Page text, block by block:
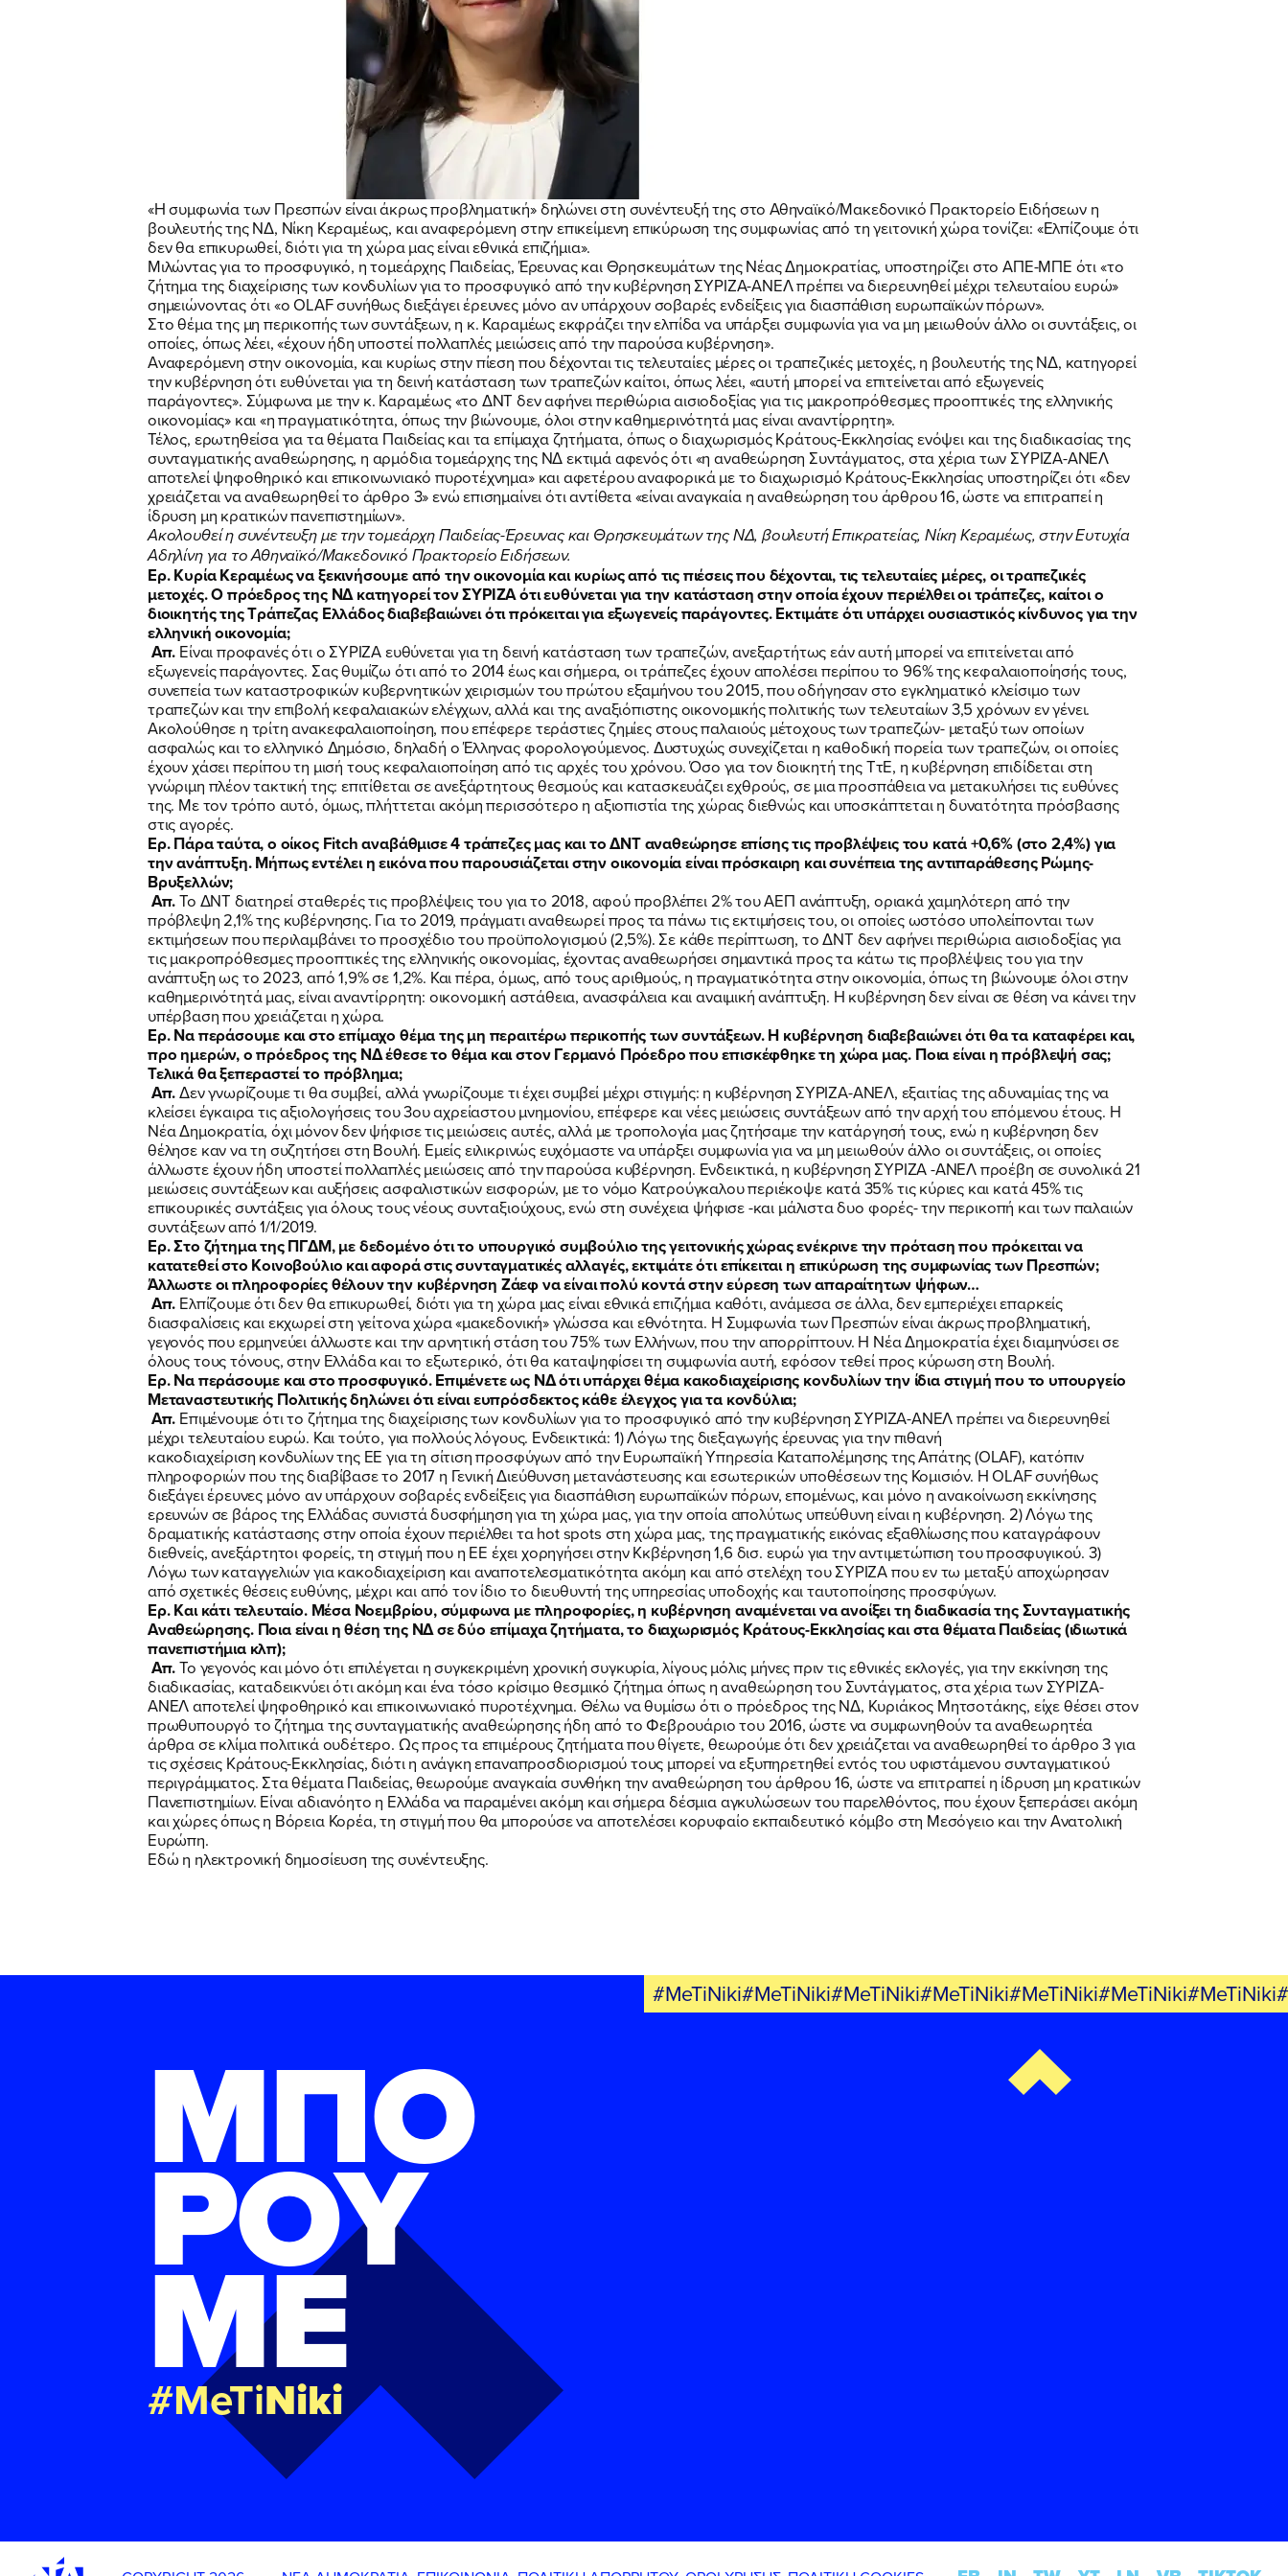
ΠΟΙΑ ΕΙΜΑΙ
ΕΡΓΟ
ΕΚΔΗΛΩΣΕΙΣ
ΝΕΑ
ΕΛΑ ΚΙ ΕΣΥ
FB IN TW YT LN VB TIKTOK
«Η συμφωνία των Πρεσπών είναι άκρως προβληματική» δηλώνει στη συνέντευξή της στο Αθηναϊκό/Μακεδονικό Πρακτορείο Ειδήσεων η
βουλευτής της ΝΔ, Νίκη Κεραμέως, και αναφερόμενη στην επικείμενη επικύρωση της συμφωνίας από τη γειτονική χώρα τονίζει: «Ελπίζουμε ότι
δεν θα επικυρωθεί, διότι για τη χώρα μας είναι εθνικά επιζήμια».
Μιλώντας για το προσφυγικό, η τομεάρχης Παιδείας, Έρευνας και Θρησκευμάτων της Νέας Δημοκρατίας, υποστηρίζει στο ΑΠΕ-ΜΠΕ ότι «το
ζήτημα της διαχείρισης των κονδυλίων για το προσφυγικό από την κυβέρνηση ΣΥΡΙΖΑ-ΑΝΕΛ πρέπει να διερευνηθεί μέχρι τελευταίου ευρώ»
σημειώνοντας ότι «ο OLAF συνήθως διεξάγει έρευνες μόνο αν υπάρχουν σοβαρές ενδείξεις για διασπάθιση ευρωπαϊκών πόρων».
Στο θέμα της μη περικοπής των συντάξεων, η κ. Καραμέως εκφράζει την ελπίδα να υπάρξει συμφωνία για να μη μειωθούν άλλο οι συντάξεις, οι
οποίες, όπως λέει, «έχουν ήδη υποστεί πολλαπλές μειώσεις από την παρούσα κυβέρνηση».
Αναφερόμενη στην οικονομία, και κυρίως στην πίεση που δέχονται τις τελευταίες μέρες οι τραπεζικές μετοχές, η βουλευτής της ΝΔ, κατηγορεί
την κυβέρνηση ότι ευθύνεται για τη δεινή κατάσταση των τραπεζών καίτοι, όπως λέει, «αυτή μπορεί να επιτείνεται από εξωγενείς
παράγοντες». Σύμφωνα με την κ. Καραμέως «το ΔΝΤ δεν αφήνει περιθώρια αισιοδοξίας για τις μακροπρόθεσμες προοπτικές της ελληνικής
οικονομίας» και «η πραγματικότητα, όπως την βιώνουμε, όλοι στην καθημερινότητά μας είναι αναντίρρητη».
Τέλος, ερωτηθείσα για τα θέματα Παιδείας και τα επίμαχα ζητήματα, όπως ο διαχωρισμός Κράτους-Εκκλησίας ενόψει και της διαδικασίας της
συνταγματικής αναθεώρησης, η αρμόδια τομεάρχης της ΝΔ εκτιμά αφενός ότι «η αναθεώρηση Συντάγματος, στα χέρια των ΣΥΡΙΖΑ-ΑΝΕΛ
αποτελεί ψηφοθηρικό και επικοινωνιακό πυροτέχνημα» και αφετέρου αναφορικά με το διαχωρισμό Κράτους-Εκκλησίας υποστηρίζει ότι «δεν
χρειάζεται να αναθεωρηθεί το άρθρο 3» ενώ επισημαίνει ότι αντίθετα «είναι αναγκαία η αναθεώρηση του άρθρου 16, ώστε να επιτραπεί η
ίδρυση μη κρατικών πανεπιστημίων».
Ακολουθεί η συνέντευξη με την τομεάρχη Παιδείας-Έρευνας και Θρησκευμάτων της ΝΔ, βουλευτή Επικρατείας, Νίκη Κεραμέως, στην Ευτυχία
Αδηλίνη για το Αθηναϊκό/Μακεδονικό Πρακτορείο Ειδήσεων.
Ερ. Κυρία Κεραμέως να ξεκινήσουμε από την οικονομία και κυρίως από τις πιέσεις που δέχονται, τις τελευταίες μέρες, οι τραπεζικές
μετοχές. Ο πρόεδρος της ΝΔ κατηγορεί τον ΣΥΡΙΖΑ ότι ευθύνεται για την κατάσταση στην οποία έχουν περιέλθει οι τράπεζες, καίτοι ο
διοικητής της Τράπεζας Ελλάδος διαβεβαιώνει ότι πρόκειται για εξωγενείς παράγοντες. Εκτιμάτε ότι υπάρχει ουσιαστικός κίνδυνος για την
ελληνική οικονομία;
Απ. Είναι προφανές ότι ο ΣΥΡΙΖΑ ευθύνεται για τη δεινή κατάσταση των τραπεζών, ανεξαρτήτως εάν αυτή μπορεί να επιτείνεται από
εξωγενείς παράγοντες. Σας θυμίζω ότι από το 2014 έως και σήμερα, οι τράπεζες έχουν απολέσει περίπου το 96% της κεφαλαιοποίησής τους,
συνεπεία των καταστροφικών κυβερνητικών χειρισμών του πρώτου εξαμήνου του 2015, που οδήγησαν στο εγκληματικό κλείσιμο των
τραπεζών και την επιβολή κεφαλαιακών ελέγχων, αλλά και της αναξιόπιστης οικονομικής πολιτικής των τελευταίων 3,5 χρόνων εν γένει.
Ακολούθησε η τρίτη ανακεφαλαιοποίηση, που επέφερε τεράστιες ζημίες στους παλαιούς μέτοχους των τραπεζών- μεταξύ των οποίων
ασφαλώς και το ελληνικό Δημόσιο, δηλαδή ο Έλληνας φορολογούμενος. Δυστυχώς συνεχίζεται η καθοδική πορεία των τραπεζών, οι οποίες
έχουν χάσει περίπου τη μισή τους κεφαλαιοποίηση από τις αρχές του χρόνου. Όσο για τον διοικητή της ΤτΕ, η κυβέρνηση επιδίδεται στη
γνώριμη πλέον τακτική της: επιτίθεται σε ανεξάρτητους θεσμούς και κατασκευάζει εχθρούς, σε μια προσπάθεια να μετακυλήσει τις ευθύνες
της. Με τον τρόπο αυτό, όμως, πλήττεται ακόμη περισσότερο η αξιοπιστία της χώρας διεθνώς και υποσκάπτεται η δυνατότητα πρόσβασης
στις αγορές.
Ερ. Πάρα ταύτα, ο οίκος Fitch αναβάθμισε 4 τράπεζες μας και το ΔΝΤ αναθεώρησε επίσης τις προβλέψεις του κατά +0,6% (στο 2,4%) για
την ανάπτυξη. Μήπως εντέλει η εικόνα που παρουσιάζεται στην οικονομία είναι πρόσκαιρη και συνέπεια της αντιπαράθεσης Ρώμης-
Βρυξελλών;
Απ.Το ΔΝΤ διατηρεί σταθερές τις προβλέψεις του για το 2018, αφού προβλέπει 2% του ΑΕΠ ανάπτυξη, οριακά χαμηλότερη από την
πρόβλεψη 2,1% της κυβέρνησης. Για το 2019, πράγματι αναθεωρεί προς τα πάνω τις εκτιμήσεις του, οι οποίες ωστόσο υπολείπονται των
εκτιμήσεων που περιλαμβάνει το προσχέδιο του προϋπολογισμού (2,5%). Σε κάθε περίπτωση, το ΔΝΤ δεν αφήνει περιθώρια αισιοδοξίας για
τις μακροπρόθεσμες προοπτικές της ελληνικής οικονομίας, έχοντας αναθεωρήσει σημαντικά προς τα κάτω τις προβλέψεις του για την
ανάπτυξη ως το 2023, από 1,9% σε 1,2%. Και πέρα, όμως, από τους αριθμούς, η πραγματικότητα στην οικονομία, όπως τη βιώνουμε όλοι στην
καθημερινότητά μας, είναι αναντίρρητη: οικονομική αστάθεια, ανασφάλεια και αναιμική ανάπτυξη. Η κυβέρνηση δεν είναι σε θέση να κάνει την
υπέρβαση που χρειάζεται η χώρα.
Ερ. Να περάσουμε και στο επίμαχο θέμα της μη περαιτέρω περικοπής των συντάξεων. Η κυβέρνηση διαβεβαιώνει ότι θα τα καταφέρει και,
προ ημερών, ο πρόεδρος της ΝΔ έθεσε το θέμα και στον Γερμανό Πρόεδρο που επισκέφθηκε τη χώρα μας. Ποια είναι η πρόβλεψή σας;
Τελικά θα ξεπεραστεί το πρόβλημα;
Απ.Δεν γνωρίζουμε τι θα συμβεί, αλλά γνωρίζουμε τι έχει συμβεί μέχρι στιγμής: η κυβέρνηση ΣΥΡΙΖΑ-ΑΝΕΛ, εξαιτίας της αδυναμίας της να
κλείσει έγκαιρα τις αξιολογήσεις του 3ου αχρείαστου μνημονίου, επέφερε και νέες μειώσεις συντάξεων από την αρχή του επόμενου έτους. Η
Νέα Δημοκρατία, όχι μόνον δεν ψήφισε τις μειώσεις αυτές, αλλά με τροπολογία μας ζητήσαμε την κατάργησή τους, ενώ η κυβέρνηση δεν
θέλησε καν να τη συζητήσει στη Βουλή. Εμείς ειλικρινώς ευχόμαστε να υπάρξει συμφωνία για να μη μειωθούν άλλο οι συντάξεις, οι οποίες
άλλωστε έχουν ήδη υποστεί πολλαπλές μειώσεις από την παρούσα κυβέρνηση. Ενδεικτικά, η κυβέρνηση ΣΥΡΙΖΑ -ΑΝΕΛ προέβη σε συνολικά 21
μειώσεις συντάξεων και αυξήσεις ασφαλιστικών εισφορών, με το νόμο Κατρούγκαλου περιέκοψε κατά 35% τις κύριες και κατά 45% τις
επικουρικές συντάξεις για όλους τους νέους συνταξιούχους, ενώ στη συνέχεια ψήφισε -και μάλιστα δυο φορές- την περικοπή και των παλαιών
συντάξεων από 1/1/2019.
Ερ. Στο ζήτημα της ΠΓΔΜ, με δεδομένο ότι το υπουργικό συμβούλιο της γειτονικής χώρας ενέκρινε την πρόταση που πρόκειται να
κατατεθεί στο Κοινοβούλιο και αφορά στις συνταγματικές αλλαγές, εκτιμάτε ότι επίκειται η επικύρωση της συμφωνίας των Πρεσπών;
Άλλωστε οι πληροφορίες θέλουν την κυβέρνηση Ζάεφ να είναι πολύ κοντά στην εύρεση των απαραίτητων ψήφων…
Απ. Ελπίζουμε ότι δεν θα επικυρωθεί, διότι για τη χώρα μας είναι εθνικά επιζήμια καθότι, ανάμεσα σε άλλα, δεν εμπεριέχει επαρκείς
διασφαλίσεις και εκχωρεί στη γείτονα χώρα «μακεδονική» γλώσσα και εθνότητα. Η Συμφωνία των Πρεσπών είναι άκρως προβληματική,
γεγονός που ερμηνεύει άλλωστε και την αρνητική στάση του 75% των Ελλήνων, που την απορρίπτουν. Η Νέα Δημοκρατία έχει διαμηνύσει σε
όλους τους τόνους, στην Ελλάδα και το εξωτερικό, ότι θα καταψηφίσει τη συμφωνία αυτή, εφόσον τεθεί προς κύρωση στη Βουλή.
Ερ. Να περάσουμε και στο προσφυγικό. Επιμένετε ως ΝΔ ότι υπάρχει θέμα κακοδιαχείρισης κονδυλίων την ίδια στιγμή που το υπουργείο
Μεταναστευτικής Πολιτικής δηλώνει ότι είναι ευπρόσδεκτος κάθε έλεγχος για τα κονδύλια;
Απ. Επιμένουμε ότι το ζήτημα της διαχείρισης των κονδυλίων για το προσφυγικό από την κυβέρνηση ΣΥΡΙΖΑ-ΑΝΕΛ πρέπει να διερευνηθεί
μέχρι τελευταίου ευρώ. Και τούτο, για πολλούς λόγους. Ενδεικτικά: 1) Λόγω της διεξαγωγής έρευνας για την πιθανή
κακοδιαχείριση κονδυλίων της ΕΕ για τη σίτιση προσφύγων από την Ευρωπαϊκή Υπηρεσία Καταπολέμησης της Απάτης (OLAF), κατόπιν
πληροφοριών που της διαβίβασε το 2017 η Γενική Διεύθυνση μετανάστευσης και εσωτερικών υποθέσεων της Κομισιόν. Η OLAF συνήθως
διεξάγει έρευνες μόνο αν υπάρχουν σοβαρές ενδείξεις για διασπάθιση ευρωπαϊκών πόρων, επομένως, και μόνο η ανακοίνωση εκκίνησης
ερευνών σε βάρος της Ελλάδας συνιστά δυσφήμηση για τη χώρα μας, για την οποία απολύτως υπεύθυνη είναι η κυβέρνηση. 2) Λόγω της
δραματικής κατάστασης στην οποία έχουν περιέλθει τα hot spots στη χώρα μας, της πραγματικής εικόνας εξαθλίωσης που καταγράφουν
διεθνείς, ανεξάρτητοι φορείς, τη στιγμή που η ΕΕ έχει χορηγήσει στην Κκβέρνηση 1,6 δισ. ευρώ για την αντιμετώπιση του προσφυγικού. 3)
Λόγω των καταγγελιών για κακοδιαχείριση και αναποτελεσματικότητα ακόμη και από στελέχη του ΣΥΡΙΖΑ που εν τω μεταξύ αποχώρησαν
από σχετικές θέσεις ευθύνης, μέχρι και από τον ίδιο το διευθυντή της υπηρεσίας υποδοχής και ταυτοποίησης προσφύγων.
Ερ. Και κάτι τελευταίο. Μέσα Νοεμβρίου, σύμφωνα με πληροφορίες, η κυβέρνηση αναμένεται να ανοίξει τη διαδικασία της Συνταγματικής
Αναθεώρησης. Ποια είναι η θέση της ΝΔ σε δύο επίμαχα ζητήματα, το διαχωρισμός Κράτους-Εκκλησίας και στα θέματα Παιδείας (ιδιωτικά
πανεπιστήμια κλπ);
Απ.Το γεγονός και μόνο ότι επιλέγεται η συγκεκριμένη χρονική συγκυρία, λίγους μόλις μήνες πριν τις εθνικές εκλογές, για την εκκίνηση της
διαδικασίας, καταδεικνύει ότι ακόμη και ένα τόσο κρίσιμο θεσμικό ζήτημα όπως η αναθεώρηση του Συντάγματος, στα χέρια των ΣΥΡΙΖΑ-
ΑΝΕΛ αποτελεί ψηφοθηρικό και επικοινωνιακό πυροτέχνημα. Θέλω να θυμίσω ότι ο πρόεδρος της ΝΔ, Κυριάκος Μητσοτάκης, είχε θέσει στον
πρωθυπουργό το ζήτημα της συνταγματικής αναθεώρησης ήδη από το Φεβρουάριο του 2016, ώστε να συμφωνηθούν τα αναθεωρητέα
άρθρα σε κλίμα πολιτικά ουδέτερο. Ως προς τα επιμέρους ζητήματα που θίγετε, θεωρούμε ότι δεν χρειάζεται να αναθεωρηθεί το άρθρο 3 για
τις σχέσεις Κράτους-Εκκλησίας, διότι η ανάγκη επαναπροσδιορισμού τους μπορεί να εξυπηρετηθεί εντός του υφιστάμενου συνταγματικού
περιγράμματος. Στα θέματα Παιδείας, θεωρούμε αναγκαία συνθήκη την αναθεώρηση του άρθρου 16, ώστε να επιτραπεί η ίδρυση μη κρατικών
Πανεπιστημίων. Είναι αδιανόητο η Ελλάδα να παραμένει ακόμη και σήμερα δέσμια αγκυλώσεων του παρελθόντος, που έχουν ξεπεράσει ακόμη
και χώρες όπως η Βόρεια Κορέα, τη στιγμή που θα μπορούσε να αποτελέσει κορυφαίο εκπαιδευτικό κόμβο στη Μεσόγειο και την Ανατολική
Ευρώπη.
Εδώ η ηλεκτρονική δημοσίευση της συνέντευξης.
ΜΠΟ
ΡΟΥ
ΜΕ
#MeTiNiki